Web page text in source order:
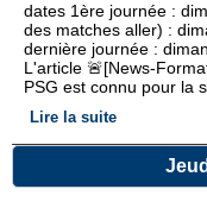
dates 1ère journée :
des matches aller) :
dernière journée :
L'article 🚨[News-
PSG est connu pour la
Lire la suite